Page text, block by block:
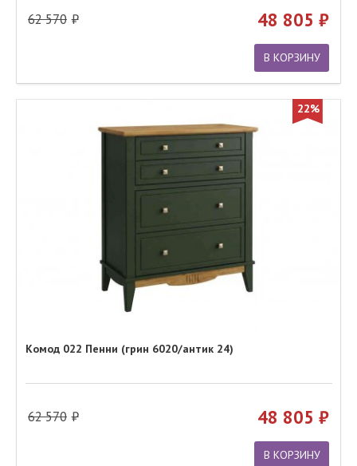
62 570 48 805
В КОРЗИНУ
22%
Комод 022 Пенни (грин 6020/антик 24)
62 570 48 805
В КОРЗИНУ